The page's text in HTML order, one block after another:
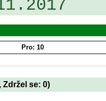
Pro: 10
Zdržel se: 0)